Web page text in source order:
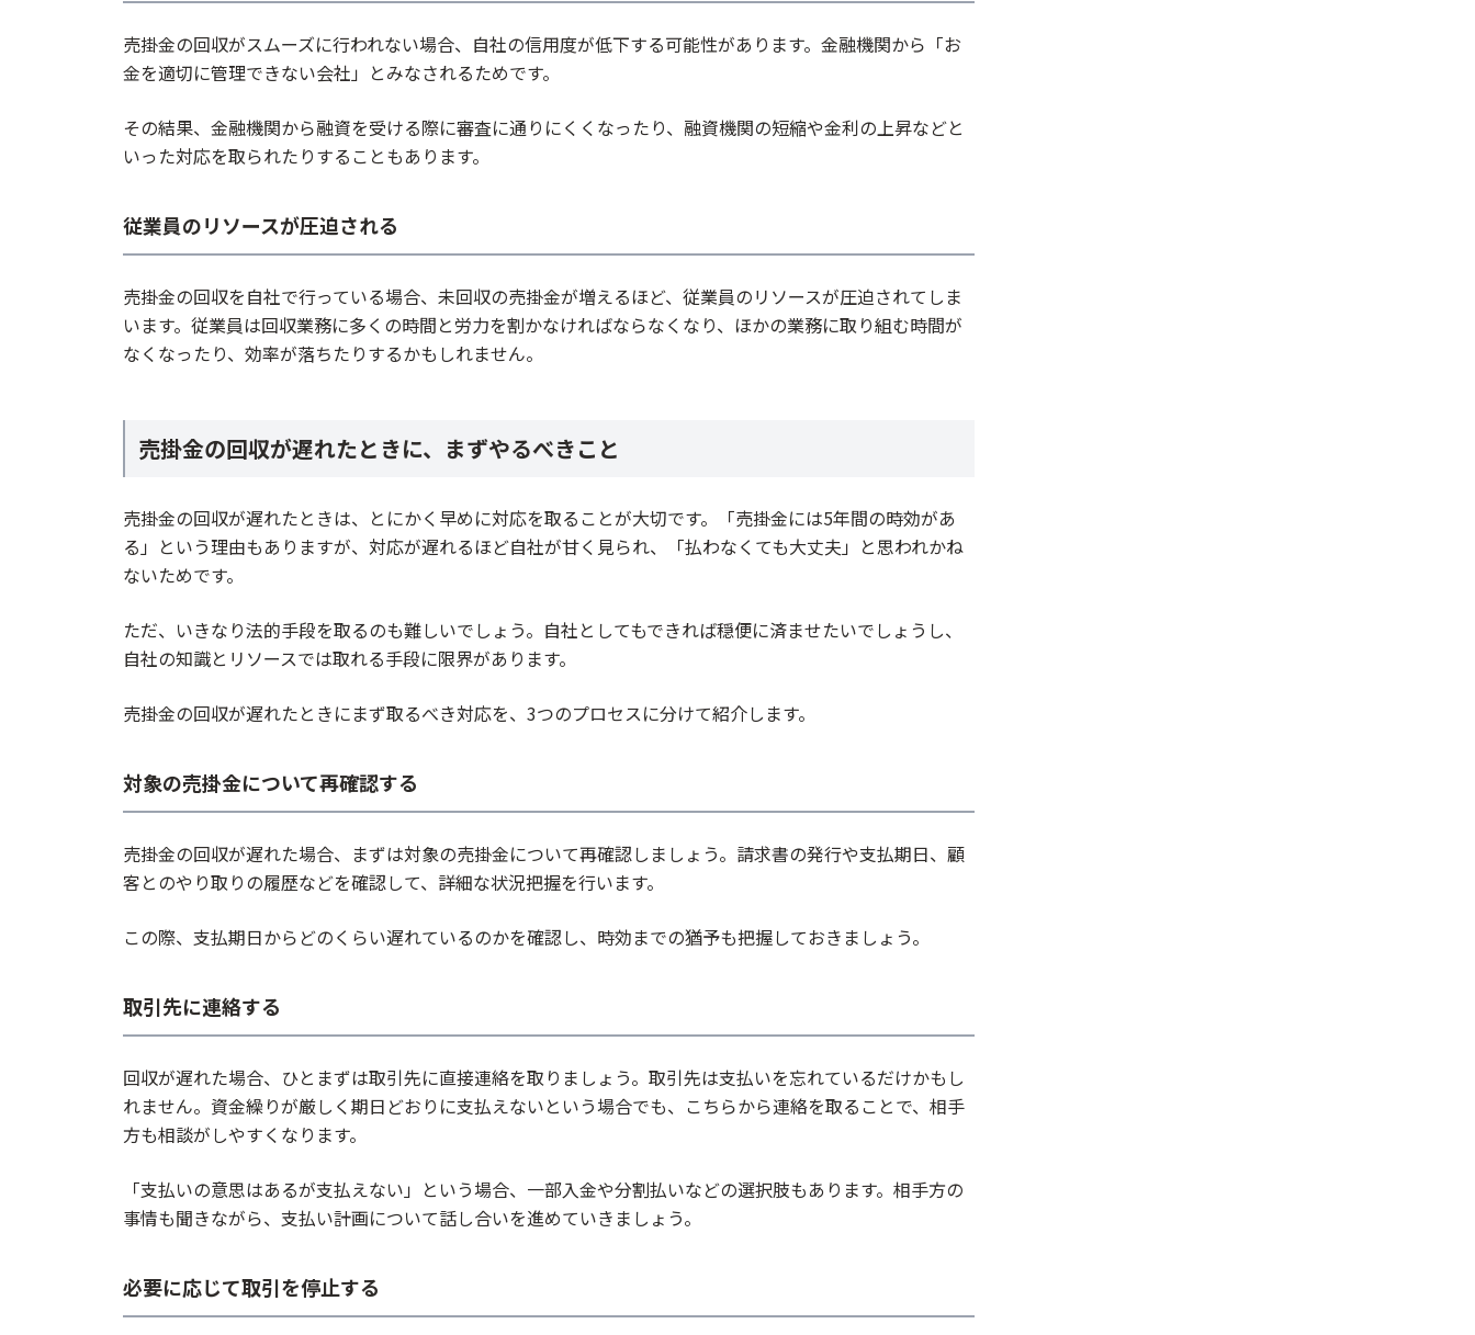
売掛金の回収がスムーズに行われない場合、自社の信用度が低下する可能性があります。金融機関から「お
金を適切に管理できない会社」とみなされるためです。
その結果、金融機関から融資を受ける際に審査に通りにくくなったり、融資機関の短縮や金利の上昇などと
いった対応を取られたりすることもあります。
従業員のリソースが圧迫される
売掛金の回収を自社で行っている場合、未回収の売掛金が増えるほど、従業員のリソースが圧迫されてしま
います。従業員は回収業務に多くの時間と労力を割かなければならなくなり、ほかの業務に取り組む時間が
なくなったり、効率が落ちたりするかもしれません。
売掛金の回収が遅れたときに、まずやるべきこと
売掛金の回収が遅れたときは、とにかく早めに対応を取ることが大切です。「売掛金には5年間の時効があ
る」という理由もありますが、対応が遅れるほど自社が甘く見られ、「払わなくても大丈夫」と思われかね
ないためです。
ただ、いきなり法的手段を取るのも難しいでしょう。自社としてもできれば穏便に済ませたいでしょうし、
自社の知識とリソースでは取れる手段に限界があります。
売掛金の回収が遅れたときにまず取るべき対応を、3つのプロセスに分けて紹介します。
対象の売掛金について再確認する
売掛金の回収が遅れた場合、まずは対象の売掛金について再確認しましょう。請求書の発行や支払期日、顧
客とのやり取りの履歴などを確認して、詳細な状況把握を行います。
この際、支払期日からどのくらい遅れているのかを確認し、時効までの猶予も把握しておきましょう。
取引先に連絡する
回収が遅れた場合、ひとまずは取引先に直接連絡を取りましょう。取引先は支払いを忘れているだけかもし
れません。資金繰りが厳しく期日どおりに支払えないという場合でも、こちらから連絡を取ることで、相手
方も相談がしやすくなります。
「支払いの意思はあるが支払えない」という場合、一部入金や分割払いなどの選択肢もあります。相手方の
事情も聞きながら、支払い計画について話し合いを進めていきましょう。
必要に応じて取引を停止する